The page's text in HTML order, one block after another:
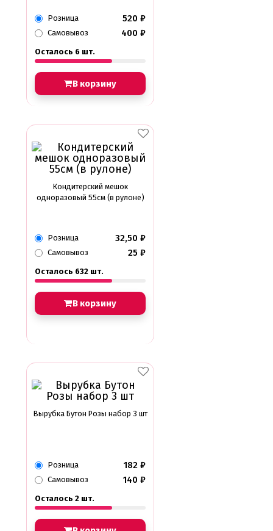
Розница 520 ₽
Самовывоз 400 ₽
Осталось 6 шт.
В корзину
Кондитерский мешок
одноразовый 55см (в рулоне)
Розница 32,50 ₽
Самовывоз 25 ₽
Осталось 632 шт.
В корзину
Вырубка Бутон Розы набор 3 шт
Розница 182 ₽
Самовывоз 140 ₽
Осталось 2 шт.